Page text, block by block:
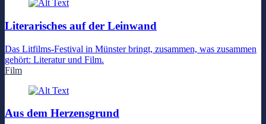
Literarisches auf der Leinwand
Das Litfilms-Festival in Münster bringt, zusammen, was zusammen
gehört: Literatur und Film.
Film
Aus dem Herzensgrund